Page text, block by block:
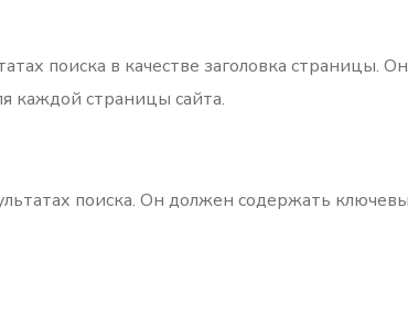
поиска в качестве заголовка страницы.
каждой страницы сайта.
поиска. Он должен содержать